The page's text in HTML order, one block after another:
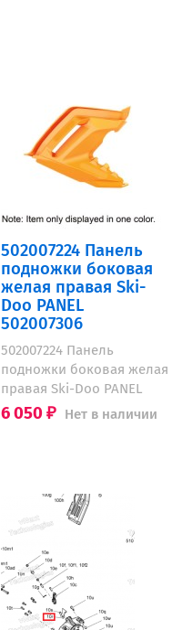
502007224 Панель
подножки боковая
желая правая Ski-
Doo PANEL
502007306
502007224 Панель
подножки боковая желая
правая Ski-Doo PANEL
6 050 ₽ Нет в наличии